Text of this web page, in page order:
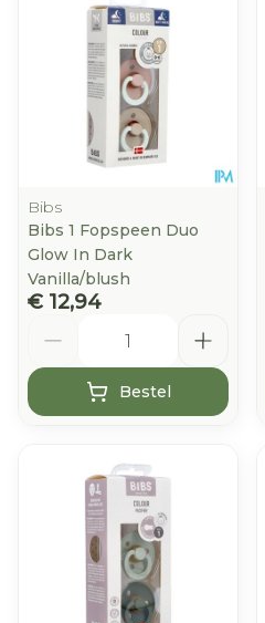
Bibs
Bibs 1 Fopspeen Duo
Glow In Dark
Vanilla/blush
€ 12,94
Bestel